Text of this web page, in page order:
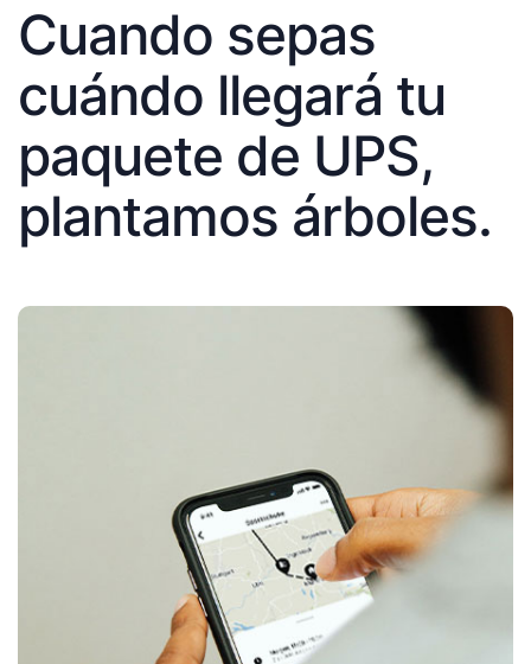
Cuando sepas
cuándo llegará tu
paquete de UPS,
plantamos árboles.